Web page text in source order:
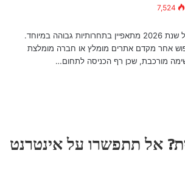
7,524
שוק הדיגיטל הישראלי של שנת 2026 מתאפיין בתחרותיות גבוהה במיוחד.
אחר מקדם אתרים מומלץ או חברה מומלצת
מורכבת, שכן רף הכניסה לתחום…
אל תתפשרו על אינטרנט